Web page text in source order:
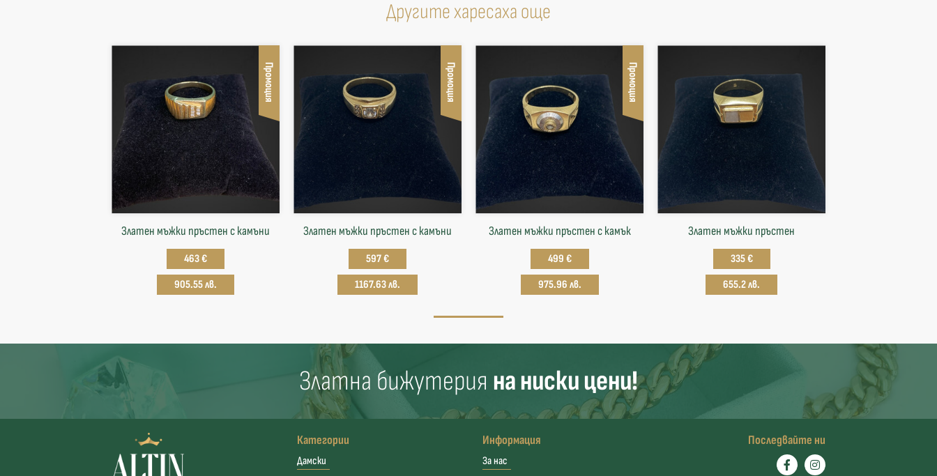
Другите харесаха още
Промоция
Златен мъжки пръстен с камъни
463 €
905.55 лв.
Промоция
Златен мъжки пръстен с камъни
597 €
1167.63 лв.
Промоция
Златен мъжки пръстен с камък
499 €
975.96 лв.
Златен мъжки пръстен
335 €
655.2 лв.
Златна бижутерия на ниски цени!
Категории
Дамски
Информация
За нас
Последвайте ни